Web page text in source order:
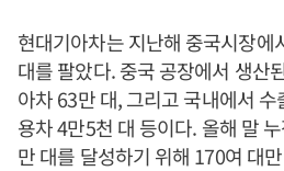
현대기아차는 지난해 중국시장에
대를 팔았다. 중국 공장에서 생산
아차 63만 대, 그리고 국내에서
용차 4만5천 대 등이다. 올해 말
만 대를 달성하기 위해 170여 대